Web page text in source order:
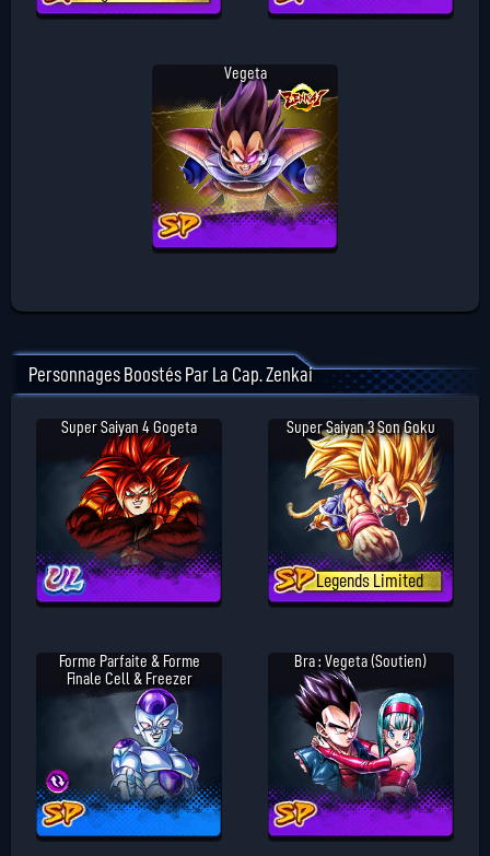
Vegeta
Personnages Boostés Par La Cap. Zenkai
Super Saiyan 4 Gogeta Super Saiyan 3 Son Goku
Legends Limited
Forme Parfaite & Forme
Finale Cell & Freezer
Bra : Vegeta (Soutien)